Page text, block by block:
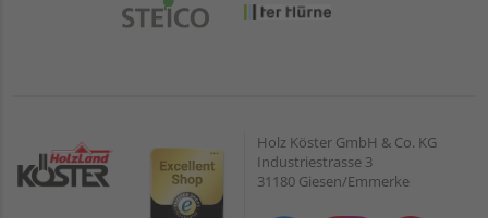
Holz Köster GmbH & Co. KG
Industriestrasse 3
31180 Giesen/Emmerke